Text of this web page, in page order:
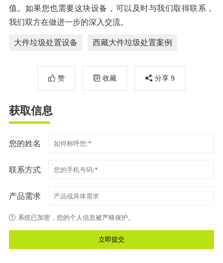
值。如果您也需要这块设备，可以及时与我们取得联系，
我们双方在做进一步的深入交流。
大件垃圾处置设备 西藏大件垃圾处置案例
赞 收藏 分享 9
获取信息
您的姓名
联系方式
产品需求
系统已加密，您的个人信息被严格保护。